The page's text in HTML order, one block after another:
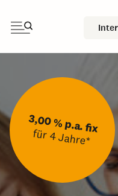
3,00 % p.a. fix
für 4 Jahre*